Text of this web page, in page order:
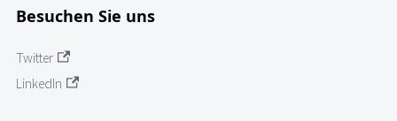
Besuchen Sie uns
Twitter
LinkedIn